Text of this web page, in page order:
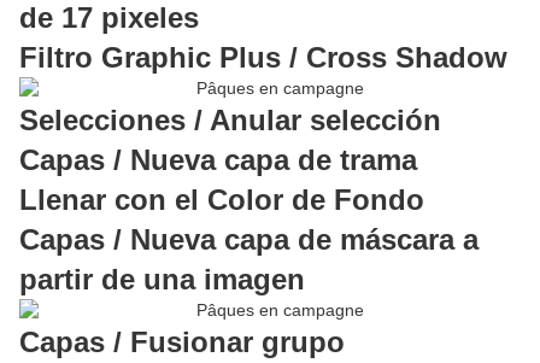
de 17 pixeles
Filtro Graphic Plus / Cross Shadow
Selecciones / Anular selección
Capas / Nueva capa de trama
Llenar con el Color de Fondo
Capas / Nueva capa de máscara a
partir de una imagen
Capas / Fusionar grupo